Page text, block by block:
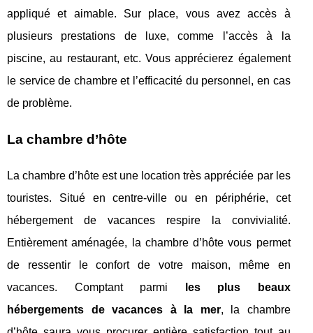
appliqué et aimable. Sur place, vous avez accès à
plusieurs prestations de luxe, comme l’accès à la
piscine, au restaurant, etc. Vous apprécierez également
le service de chambre et l’efficacité du personnel, en cas
de problème.
La chambre d’hôte
La chambre d’hôte est une location très appréciée par les
touristes. Situé en centre-ville ou en périphérie, cet
hébergement de vacances respire la convivialité.
Entièrement aménagée, la chambre d’hôte vous permet
de ressentir le confort de votre maison, même en
vacances. Comptant parmi
les plus beaux
hébergements de vacances à la mer, la chambre